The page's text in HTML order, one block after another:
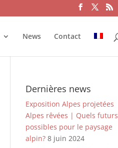
News Contact
Dernières news
Exposition Alpes projetées
Alpes rêvées | Quels futurs
possibles pour le paysage
alpin? 8 juin 2024